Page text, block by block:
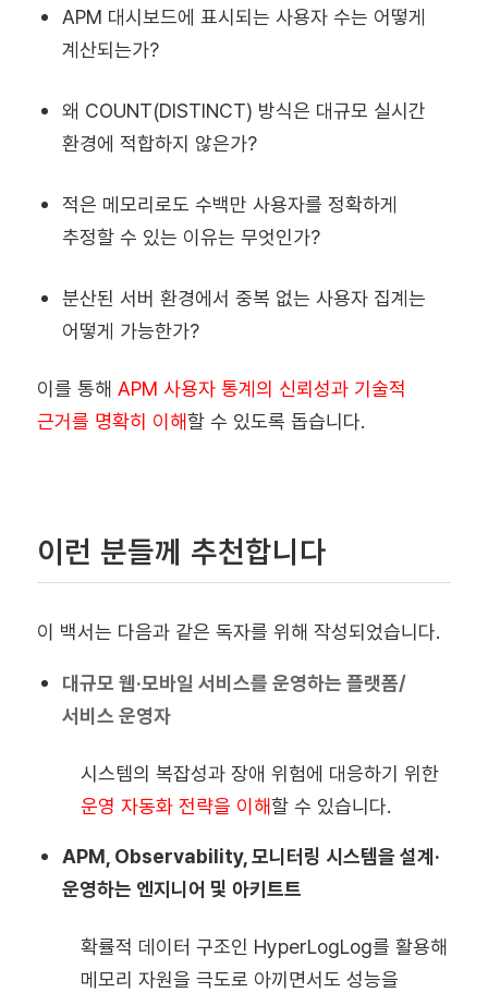
APM 대시보드에 표시되는 사용자 수는 어떻게
계산되는가?
왜 COUNT(DISTINCT) 방식은 대규모 실시간
환경에 적합하지 않은가?
적은 메모리로도 수백만 사용자를 정확하게
추정할 수 있는 이유는 무엇인가?
분산된 서버 환경에서 중복 없는 사용자 집계는
어떻게 가능한가?
이를 통해 APM 사용자 통계의 신뢰성과 기술적
근거를 명확히 이해할 수 있도록 돕습니다.
이런 분들께 추천합니다
이 백서는 다음과 같은 독자를 위해 작성되었습니다.
대규모 웹·모바일 서비스를 운영하는 플랫폼/
서비스 운영자
시스템의 복잡성과 장애 위험에 대응하기 위한
운영 자동화 전략을 이해할 수 있습니다.
APM, Observability, 모니터링 시스템을 설계·
운영하는 엔지니어 및 아키트트
확률적 데이터 구조인 HyperLogLog를 활용해
메모리 자원을 극도로 아끼면서도 성능을